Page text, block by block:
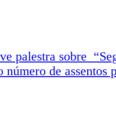
palestra sobre
número de